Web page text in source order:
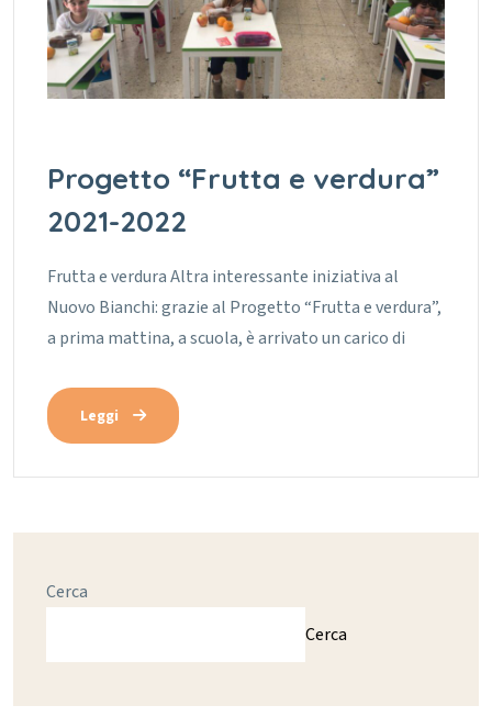
Progetto “Frutta e verdura”
2021-2022
Frutta e verdura Altra interessante iniziativa al
Nuovo Bianchi: grazie al Progetto “Frutta e verdura”,
a prima mattina, a scuola, è arrivato un carico di
Leggi
Cerca
Cerca